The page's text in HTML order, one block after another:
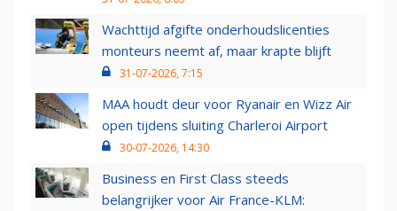
Wachttijd afgifte onderhoudslicenties
monteurs neemt af, maar krapte blijft
31-07-2026, 7:15
MAA houdt deur voor Ryanair en Wizz Air
open tijdens sluiting Charleroi Airport
30-07-2026, 14:30
Business en First Class steeds
belangrijker voor Air France-KLM: